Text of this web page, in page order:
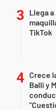
Llega
TikTok
Crece
Balli y